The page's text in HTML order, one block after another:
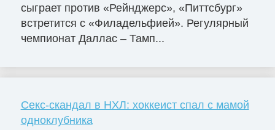
сыграет против «Рейнджерс», «Питтсбург»
встретится с «Филадельфией». Регулярный
чемпионат Даллас – Тамп...
Секс-скандал в НХЛ: хоккеист спал с мамой
одноклубника